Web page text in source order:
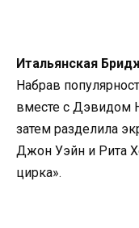
Итальянская
Набрав
вместе с Дэвидом
затем разделила
Джон Уэйн и Рита
цирка».